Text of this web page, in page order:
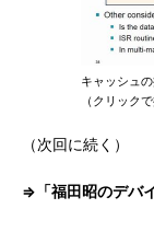
キャッシュ
（クリック
（次回に続く）
⇒「福田昭のデバ